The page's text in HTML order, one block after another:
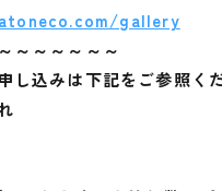
gallery
～～～～～～
し込みは下記をご参照く